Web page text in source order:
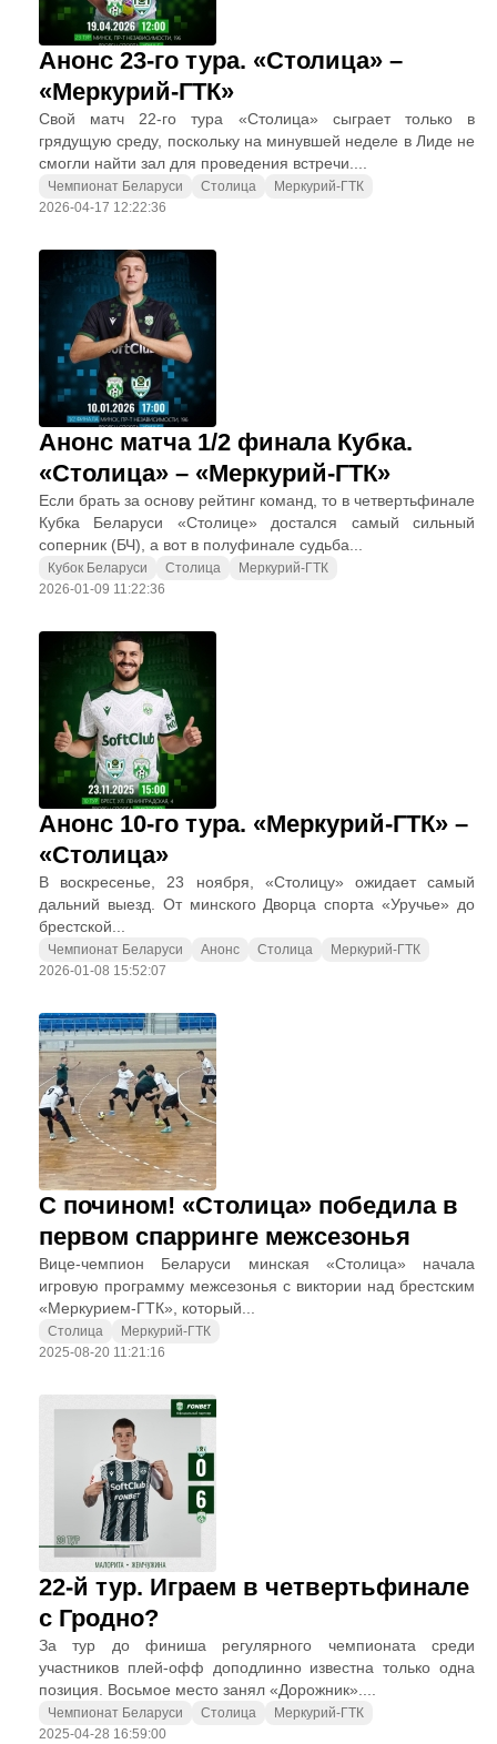
Анонс 23-го тура. «Столица» –
«Меркурий-ГТК»
Свой матч 22-го тура «Столица» сыграет только в
грядущую среду, поскольку на минувшей неделе в Лиде не
смогли найти зал для проведения встречи....
Чемпионат Беларуси Столица
Меркурий-ГТК
2026-04-17 12:22:36
Анонс матча 1/2 финала Кубка.
«Столица» – «Меркурий-ГТК»
Если брать за основу рейтинг команд, то в четвертьфинале
Кубка Беларуси «Столице» достался самый сильный
соперник (БЧ), а вот в полуфинале судьба...
Кубок Беларуси Столица
Меркурий-ГТК
2026-01-09 11:22:36
Анонс 10-го тура. «Меркурий-ГТК» –
«Столица»
В воскресенье, 23 ноября, «Столицу» ожидает самый
дальний выезд. От минского Дворца спорта «Уручье» до
брестской...
Чемпионат Беларуси Анонс Столица
Меркурий-ГТК
2026-01-08 15:52:07
С почином! «Столица» победила в
первом спарринге межсезонья
Вице-чемпион Беларуси минская «Столица» начала
игровую программу межсезонья с виктории над брестским
«Меркурием-ГТК», который...
Столица
Меркурий-ГТК
2025-08-20 11:21:16
22-й тур. Играем в четвертьфинале
с Гродно?
За тур до финиша регулярного чемпионата среди
участников плей-офф доподлинно известна только одна
позиция. Восьмое место занял «Дорожник»....
Чемпионат Беларуси Столица
Меркурий-ГТК
2025-04-28 16:59:00